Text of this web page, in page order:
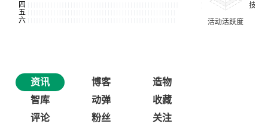
资讯 博客
造物
智库
动弹
收藏
评论
粉丝 关注